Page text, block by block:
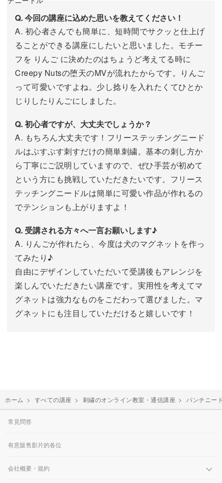
Q. 今回の講座に込めた思いを教えてください！
A. 初心者さんでも簡単に、短時間でサクッと仕上げ
ることができる講座にしたいと思いました。モチー
フを りんご に決めたのはちょうど考えてる時に
Creepy Nutsの堕天のMVが流れたからです。りんご
って可愛いですよね。少し捻りを入れたくてひとか
じりしたりんごにしました。
Q. 初心者ですが、大丈夫でしょうか？
A. もちろん大丈夫です！フリーステッチングニード
ルはぷすぷす刺すだけの簡単刺繍。基本の刺し方か
ら丁寧にご説明していますので、ぜひ手芸が初めて
という方にも挑戦していただきたいです。フリース
テッチングニードルは簡単に可愛い作品が作れるの
でテンションも上がりますよ！
Q. 受講される方々へ一言お願いします♪
A. りんごが作れたら、今度は犬のマグネットを作っ
てみたり♪
自由にデザインしていただいて受講後もアレンジを
楽しんでいただきたい講座です。実用性を考えてマ
グネットは強力なものをこだわって選びました。マ
グネットにも注目していただけると嬉しいです！
ホーム > すべての講座 > 刺繍のオンライン教室・通信講座 > パンチニー
常見問答
有意販售影片的各位
会社概要・規約